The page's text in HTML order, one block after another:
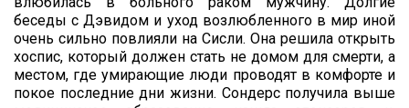
беседы с Дэвидом и уход возлюбленного в мир иной
очень сильно повлияли на Сисли. Она решила открыть
хоспис, который должен стать не домом для смерти, а
местом, где умирающие люди проводят в комфорте и
покое последние дни жизни. Сондерс получила выше